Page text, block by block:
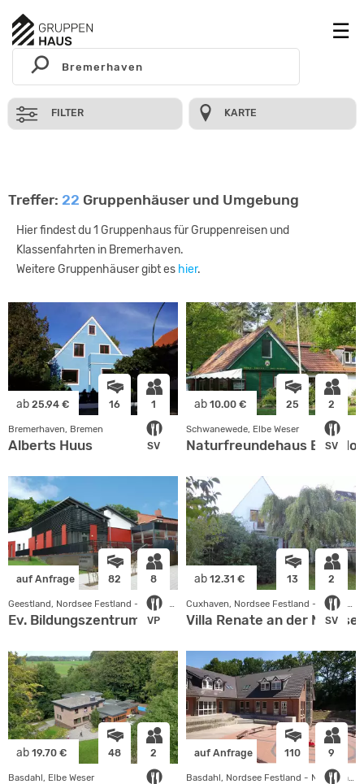
FILTER KARTE
Treffer: 22 Gruppenhäuser und Umgebung
Hier findest du 1 Gruppenhaus für Gruppenreisen und
Klassenfahrten in Bremerhaven.
Weitere Gruppenhäuser gibt es hier.
ab 25.94 € 16 1
SV
Bremerhaven, Bremen
Alberts Huus
ab 10.00 € 25 2
SV
Schwanewede, Elbe Weser
Naturfreundehaus
auf Anfrage 82 8
VP
Ev. Bildungszentrum
ab 12.31 € 13 2
SV
Villa Renate an der
ab 19.70 € 48 2
Basdahl, Elbe Weser
auf Anfrage 110 9
Basdahl, Nordsee Festland - Niedersachsen